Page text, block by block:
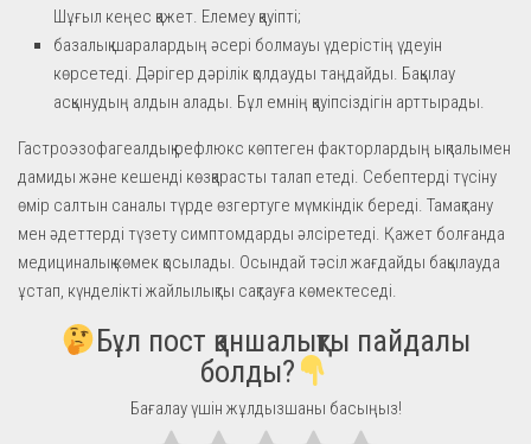
Шұғыл кеңес қажет. Елемеу қауіпті;
базалық шаралардың әсері болмауы үдерістің үдеуін
көрсетеді. Дәрігер дәрілік қолдауды таңдайды. Бақылау
асқынудың алдын алады. Бұл емнің қауіпсіздігін арттырады.
Гастроэзофагеалдық рефлюкс көптеген факторлардың ықпалымен
дамиды және кешенді көзқарасты талап етеді. Себептерді түсіну
өмір салтын саналы түрде өзгертуге мүмкіндік береді. Тамақтану
мен әдеттерді түзету симптомдарды әлсіретеді. Қажет болғанда
медициналық көмек қосылады. Осындай тәсіл жағдайды бақылауда
ұстап, күнделікті жайлылықты сақтауға көмектеседі.
Бұл пост қаншалықты пайдалы
болды?
Бағалау үшін жұлдызшаны басыңыз!